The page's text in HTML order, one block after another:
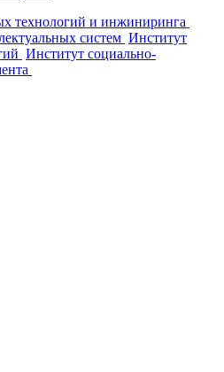
технологий и инжиниринга
систем Институт
Институт социально-